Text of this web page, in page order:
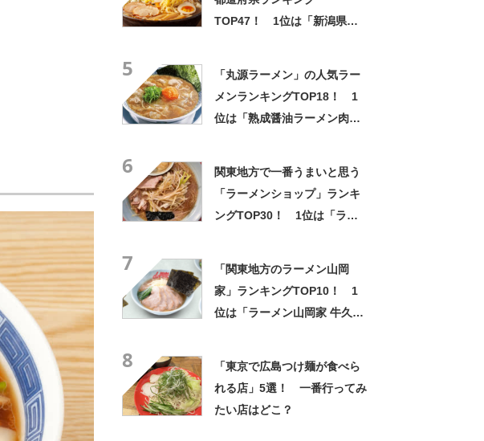
TOP47！ 1位は「新潟県」
5
「丸源ラーメン」の人気ラー
メンランキングTOP18！ 1
位は「熟成醤油ラーメン肉そ
6
関東地方で一番うまいと思う
「ラーメンショップ」ランキ
ングTOP30！ 1位は「ラー
7
「関東地方のラーメン山岡
家」ランキングTOP10！ 1
位は「ラーメン山岡家 牛久
8
「東京で広島つけ麺が食べら
れる店」5選！ 一番行ってみ
たい店はどこ？